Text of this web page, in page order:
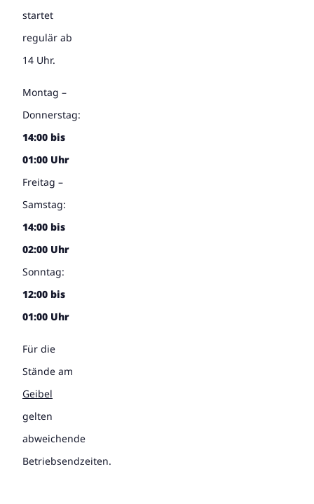
startet
regulär ab
14 Uhr.
Montag –
Donnerstag:
14:00 bis
01:00 Uhr
Freitag –
Samstag:
14:00 bis
02:00 Uhr
Sonntag:
12:00 bis
01:00 Uhr
Für die
Stände am
Geibel
gelten
abweichende
Betriebsendzeiten.